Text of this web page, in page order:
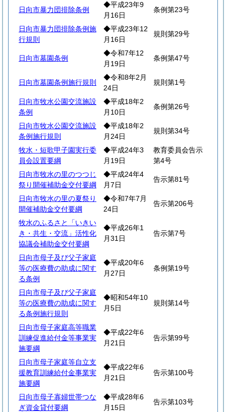
日向市暴力団排除条例
◆平成23年9
月16日
条例第23号
日向市暴力団排除条例施
行規則
◆平成23年12
月16日
規則第29号
日向市墓園条例
◆令和7年12
月19日
条例第47号
日向市墓園条例施行規則
◆令和8年2月
24日
規則第1号
日向市牧水公園交流施設
条例
◆平成18年2
月10日
条例第26号
日向市牧水公園交流施設
条例施行規則
◆平成18年2
月24日
規則第34号
牧水・短歌甲子園実行委
員会設置要綱
◆平成24年3
月19日
教育委員会告示
第4号
日向市牧水の里のつつじ
祭り開催補助金交付要綱
◆平成24年4
月7日
告示第81号
日向市牧水の里の夏祭り
開催補助金交付要綱
◆令和7年7月
24日
告示第206号
牧水のふるさと「いきい
き・共生・交流」活性化
協議会補助金交付要綱
◆平成26年1
月31日
告示第7号
日向市母子及び父子家庭
等の医療費の助成に関す
る条例
◆平成20年6
月27日
条例第19号
日向市母子及び父子家庭
等の医療費の助成に関す
る条例施行規則
◆昭和54年10
月5日
規則第14号
日向市母子家庭高等職業
訓練促進給付金等事業実
施要綱
◆平成22年6
月21日
告示第99号
日向市母子家庭等自立支
援教育訓練給付金事業実
施要綱
◆平成22年6
月21日
告示第100号
日向市母子寡婦世帯つな
ぎ資金貸付要綱
◆平成28年6
月15日
告示第103号